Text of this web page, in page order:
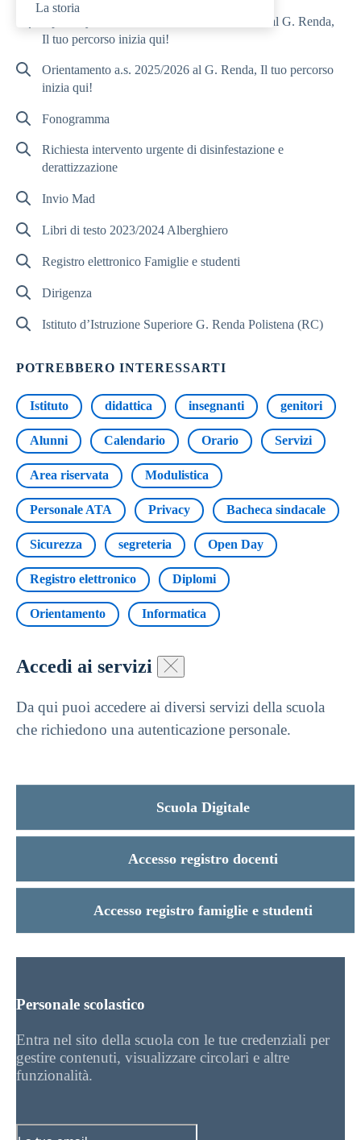
La storia
Open day – 31 Gennaio e 01 Febbraio 2025 al G. Renda,
Il tuo percorso inizia qui!
Orientamento a.s. 2025/2026 al G. Renda, Il tuo percorso
inizia qui!
Fonogramma
Richiesta intervento urgente di disinfestazione e
derattizzazione
Invio Mad
Libri di testo 2023/2024 Alberghiero
Registro elettronico Famiglie e studenti
Dirigenza
Istituto d’Istruzione Superiore G. Renda Polistena (RC)
POTREBBERO INTERESSARTI
Istituto didattica insegnanti genitori
Alunni Calendario Orario Servizi
Area riservata Modulistica
Personale ATA Privacy Bacheca sindacale
Sicurezza segreteria Open Day
Registro elettronico Diplomi
Orientamento Informatica
Accedi ai servizi
Da qui puoi accedere ai diversi servizi della scuola
che richiedono una autenticazione personale.
Scuola Digitale
Accesso registro docenti
Accesso registro famiglie e studenti
Personale scolastico
Entra nel sito della scuola con le tue credenziali per
gestire contenuti, visualizzare circolari e altre
funzionalità.